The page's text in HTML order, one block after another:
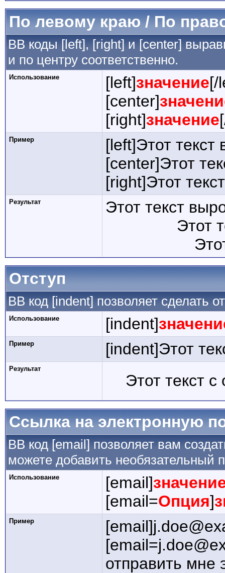
По левому краю / По
BB коды [left], [right] и [center]
и по центру соответственно.
Использование [left]значение[/
[center]
[right]значение
Пример
[left]Этот
[center]Этот
[right]Этот
Результат
Этот текст
Этот
Отступ
BB код [indent] позволяет сделать
Использование [indent]
Пример [indent]Этот
Результат
Этот текст с
Ссылка на электронную
BB код [email] позволяет вам
можете добавить необязательный
Использование [email]
[email=Опция]
Пример
отправить мне